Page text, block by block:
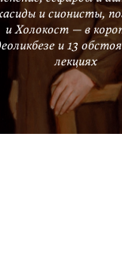
и сионисты,
и Холокост — в
и 13
лекциях